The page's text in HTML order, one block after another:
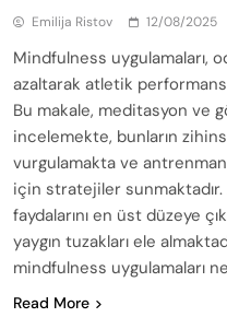
Emilija Ristov 12/08/2025
Mindfulness uygulamaları,
azaltarak atletik
Bu makale, meditasyon ve
incelemekte, bunların
vurgulamakta ve
için stratejiler sunmaktadır.
faydalarını en üst düzeye
yaygın tuzakları ele
mindfulness uygulamaları
Read More